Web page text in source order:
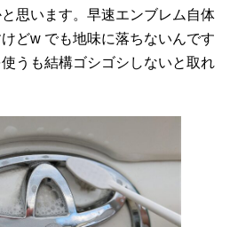
思います。早速エンブレム自体
どw でも地味に落ちないんです
うも結構ゴシゴシしないと取れ